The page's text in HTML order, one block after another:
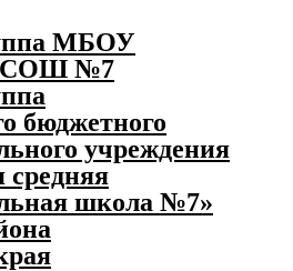
МБОУ
СОШ №7
бюджетного
учреждения
средняя
школа №7»